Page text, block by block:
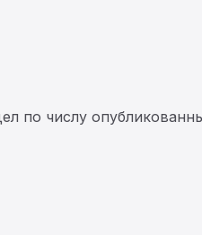
по числу